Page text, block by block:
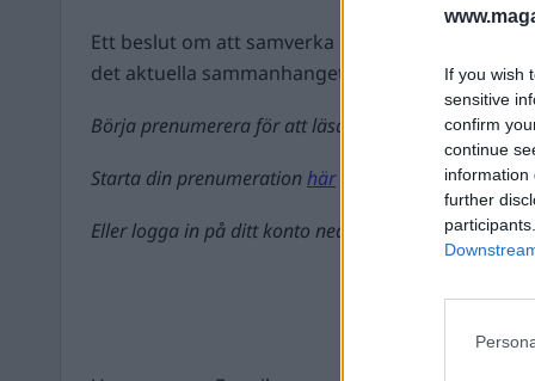
If you wish
sensitive
confirm
continue
information
further
Ett beslut om att samverka militärt kan innebära
det aktuella sammanhanget. ...
Börja prenumerera för att läsa detta innehåll.
Starta din prenumerationhär
Eller logga in på ditt konto nedan: